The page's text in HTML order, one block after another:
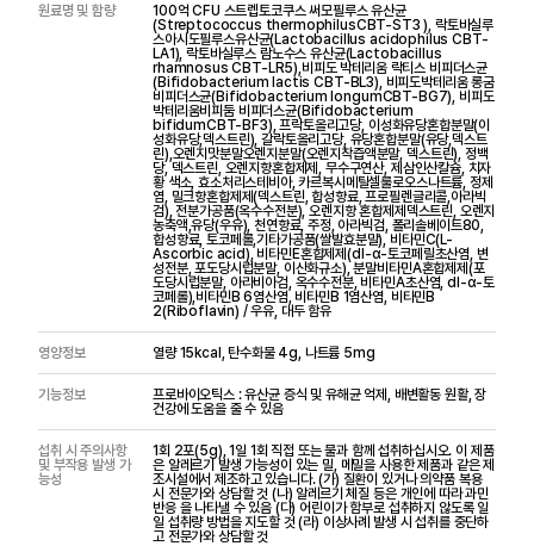
원료명 및 함량
100억 CFU 스트렙토코쿠스 써모필루스 유산균
(Streptococcus thermophilusCBT-ST3 ), 락토바실루
스아시도필루스유산균(Lactobacillus acidophilus CBT-
LA1), 락토바실루스 람노수스 유산균(Lactobacillus
rhamnosus CBT-LR5),비피도 박테리움 락티스 비피더스균
(Bifidobacterium lactis CBT-BL3), 비피도박테리움 롱굼
비피더스균(Bifidobacterium longumCBT-BG7), 비피도
박테리움비피둠 비피더스균(Bifidobacterium
bifidumCBT-BF3), 프락토올리고당, 이성화유당혼합분말(이
성화유당,덱스트린), 갈락토올리고당, 유당혼합분말(유당,덱스트
린),오렌지맛분말오렌지분말(오렌지착즙액분말, 덱스트린), 정백
당, 덱스트린, 오렌지향혼합제제, 무수구연산, 제삼인산칼슘, 치자
황 색소, 효소처리스테비아, 카르복시메틸셀룰로오스나트륨, 정제
염, 밀크향혼합제제(덱스트린, 합성향료, 프로필렌글리콜,아라빅
검), 전분가공품(옥수수전분), 오렌지향 혼합제제덱스트린, 오렌지
농축액,유당(우유), 천연향료, 주정, 아라빅검, 폴리솔베이트80,
합성향료, 토코페롤,기타가공품(쌀발효분말), 비타민C(L-
Ascorbic acid), 비타민E혼합제제(dl-α-토코페릴초산염, 변
성전분, 포도당시럽분말, 이산화규소), 분말비타민A혼합제제(포
도당시럽분말, 아라비아검, 옥수수전분, 비타민A초산염, dl-α-토
코페롤),비타민B 6염산염, 비타민B 1염산염, 비타민B
2(Riboflavin) / 우유, 대두 함유
영양정보 열량 15kcal, 탄수화물 4g, 나트륨 5mg
기능정보
프로바이오틱스 : 유산균 증식 및 유해균 억제, 배변활동 원활, 장
건강에 도움을 줄 수 있음
섭취 시 주의사항
및 부작용 발생 가
능성
1회 2포(5g), 1일 1회 직접 또는 물과 함께 섭취하십시오. 이 제품
은 알레르기 발생 가능성이 있는 밀, 메밀을 사용한 제품과 같은 제
조시설에서 제조하고 있습니다. (가) 질환이 있거나 의약품 복용
시 전문가와 상담할 것 (나) 알레르기 체질 등은 개인에 따라 과민
반응 을 나타낼 수 있음 (다) 어린이가 함부로 섭취하지 않도록 일
일 섭취량 방법을 지도할 것 (라) 이상사례 발생 시 섭취를 중단하
고 전문가와 상담할 것